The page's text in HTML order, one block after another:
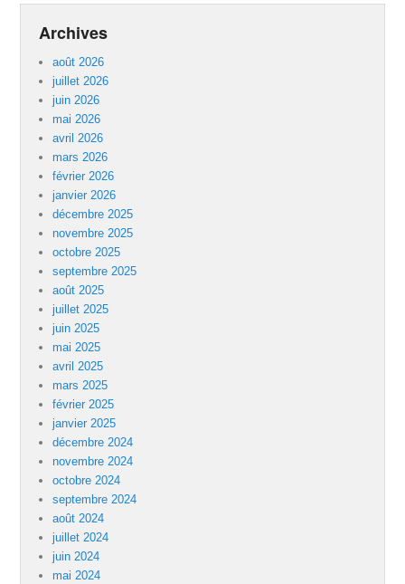
Archives
août 2026
juillet 2026
juin 2026
mai 2026
avril 2026
mars 2026
février 2026
janvier 2026
décembre 2025
novembre 2025
octobre 2025
septembre 2025
août 2025
juillet 2025
juin 2025
mai 2025
avril 2025
mars 2025
février 2025
janvier 2025
décembre 2024
novembre 2024
octobre 2024
septembre 2024
août 2024
juillet 2024
juin 2024
mai 2024